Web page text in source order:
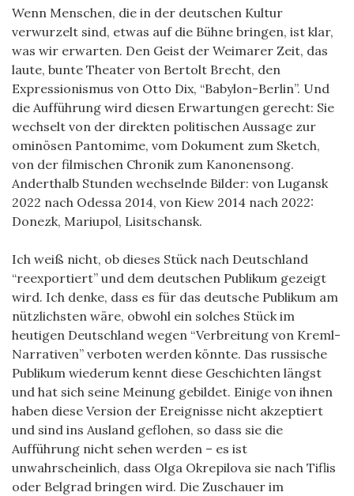
Wenn Menschen, die in der deutschen Kultur
verwurzelt sind, etwas auf die Bühne bringen, ist klar,
was wir erwarten. Den Geist der Weimarer Zeit, das
laute, bunte Theater von Bertolt Brecht, den
Expressionismus von Otto Dix, “Babylon-Berlin”. Und
die Aufführung wird diesen Erwartungen gerecht: Sie
wechselt von der direkten politischen Aussage zur
ominösen Pantomime, vom Dokument zum Sketch,
von der filmischen Chronik zum Kanonensong.
Anderthalb Stunden wechselnde Bilder: von Lugansk
2022 nach Odessa 2014, von Kiew 2014 nach 2022:
Donezk, Mariupol, Lisitschansk.
Ich weiß nicht, ob dieses Stück nach Deutschland
“reexportiert” und dem deutschen Publikum gezeigt
wird. Ich denke, dass es für das deutsche Publikum am
nützlichsten wäre, obwohl ein solches Stück im
heutigen Deutschland wegen “Verbreitung von Kreml-
Narrativen” verboten werden könnte. Das russische
Publikum wiederum kennt diese Geschichten längst
und hat sich seine Meinung gebildet. Einige von ihnen
haben diese Version der Ereignisse nicht akzeptiert
und sind ins Ausland geflohen, so dass sie die
Aufführung nicht sehen werden – es ist
unwahrscheinlich, dass Olga Okrepilova sie nach Tiflis
oder Belgrad bringen wird. Die Zuschauer im